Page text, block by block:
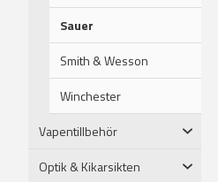
Sauer
Smith & Wesson
Winchester
Vapentillbehör
Optik & Kikarsikten